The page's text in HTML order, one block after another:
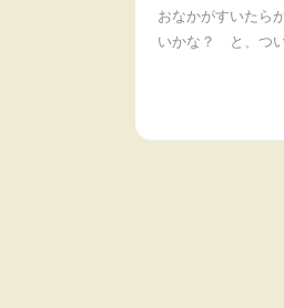
おなかがすいたら
いかな？ と、つ